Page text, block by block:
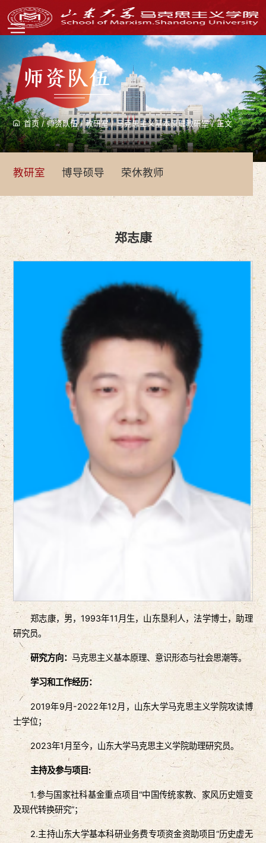
师资队伍
首页/师资队伍/教研室/马克思主义基本原理教研室/正文
教研室 博导硕导 荣休教师
郑志康
郑志康，男，1993年11月生，山东垦利人，法学博士，助理
研究员。
研究方向：马克思主义基本原理、意识形态与社会思潮等。
学习和工作经历：
2019年9月-2022年12月，山东大学马克思主义学院攻读博
士学位；
2023年1月至今，山东大学马克思主义学院助理研究员。
主持及参与项目:
1.参与国家社科基金重点项目“中国传统家教、家风历史嬗变
及现代转换研究”；
2.主持山东大学基本科研业务费专项资金资助项目“历史虚无